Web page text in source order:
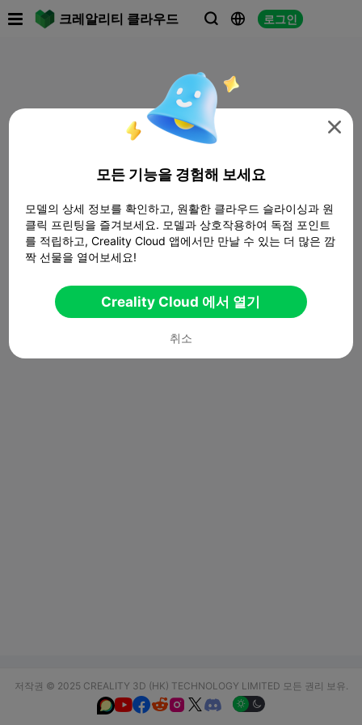
크레알리티 클라우드   로그인
저작권 © 2025 CREALITY 3D (HK) TECHNOLOGY LIMITED 모든 권리 보유.
  

모든 기능을 경험해 보세요
모델의 상세 정보를 확인하고, 원활한 클라우드 슬라이싱과 원
클릭 프린팅을 즐겨보세요. 모델과 상호작용하여 독점 포인트
를 적립하고, Creality Cloud 앱에서만 만날 수 있는 더 많은 깜
짝 선물을 열어보세요!
Creality Cloud 에서 열기
취소